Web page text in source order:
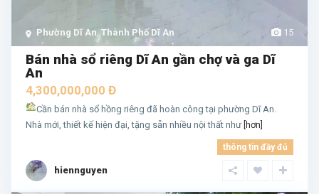
15
Phường Dĩ An,Thành Phố Dĩ An
Bán nhà sổ riêng Dĩ An gần chợ và ga Dĩ
An
4,300,000,000 Đ
Cần bán nhà sổ hồng riêng đã hoàn công tại phường Dĩ An.
Nhà mới, thiết kế hiện đại, tặng sẵn nhiều nội thất như [hơn]
thông tin đầy đủ
hiennguyen